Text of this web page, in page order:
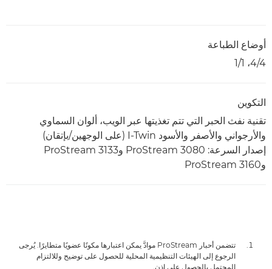
أوضاع الطباعة
4/4، 1/1
التكوين
تقنية نفث الحبر التي تتم تغذيتها عبر الويب، ألوان السماوي
والأرجواني والأصفر والأسود I-Twin (على الوجهين/بإتقان)
إصدار السرعة: ProStream 3080 وProStream 3133
وProStream 3160
تتضمن أحبار ProStream موادَّ يمكن اعتبارها مكونًا عضويًا متطايرًا. يُرجى
الرجوع إلى الهيئات التنظيمية المحلية للحصول على توضيح وللالتزام
المحتمل بالحصول على إذن.